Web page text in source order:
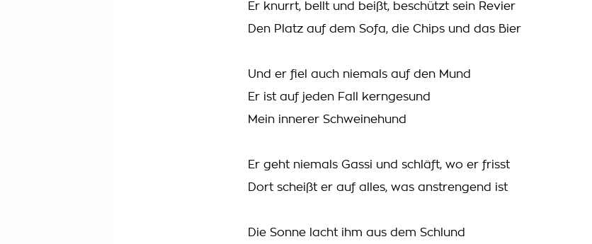
Er knurrt, bellt und beißt, beschützt sein Revier
Den Platz auf dem Sofa, die Chips und das Bier
Und er fiel auch niemals auf den Mund
Er ist auf jeden Fall kerngesund
Mein innerer Schweinehund
Er geht niemals Gassi und schläft, wo er frisst
Dort scheißt er auf alles, was anstrengend ist
Die Sonne lacht ihm aus dem Schlund